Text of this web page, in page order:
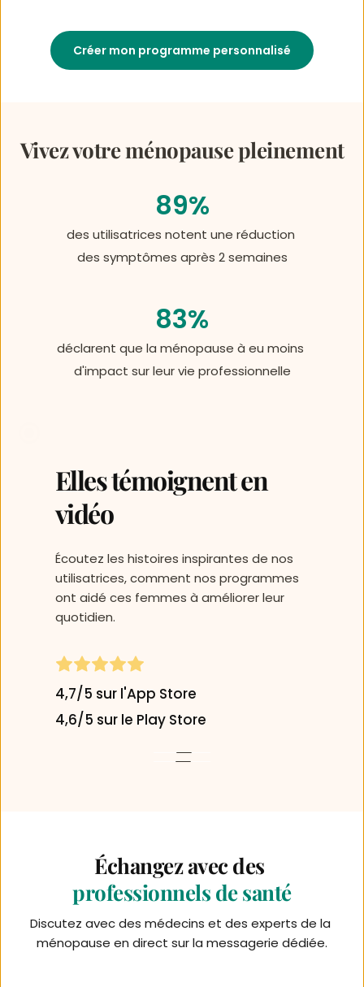
Créer mon programme personnalisé
Vivez votre ménopause pleinement
89%
des utilisatrices notent une réduction
des symptômes après 2 semaines
83%
déclarent que la ménopause à eu moins
d'impact sur leur vie professionnelle
Elles témoignent en
vidéo
Écoutez les histoires inspirantes de nos
utilisatrices, comment nos programmes
ont aidé ces femmes à améliorer leur
quotidien.
4,7/5 sur l'App Store
4,6/5 sur le Play Store
professionnels de santé
Discutez avec des médecins et des experts de la
ménopause en direct sur la messagerie dédiée.